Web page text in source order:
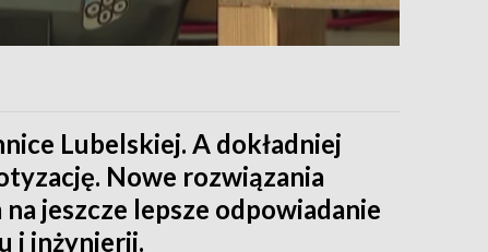
Lubelskiej. A dokładniej
Nowe rozwiązania
jeszcze lepsze odpowiadanie
i inżynierii.